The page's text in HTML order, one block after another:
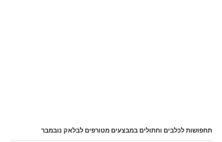
תחפושות לכלבים וחתולים במבצעים מטורפים לבלאק נובמבר